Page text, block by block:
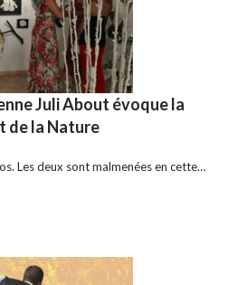
Juli About évoque la
de la Nature
Les deux sont malmenées en cette…